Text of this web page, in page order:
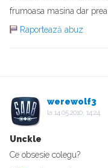
frumoasa masina dar
Raportează abuz
werewolf3
la 14.05.2010, 14:24
Unckle
Ce obsesie colegu?